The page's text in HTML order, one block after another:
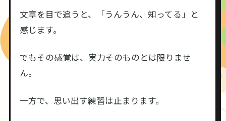
文章を目で追うと、「うんうん、知ってる」と
感じます。
でもその感覚は、実力そのものとは限りませ
ん。
一方で、思い出す練習は止まります。